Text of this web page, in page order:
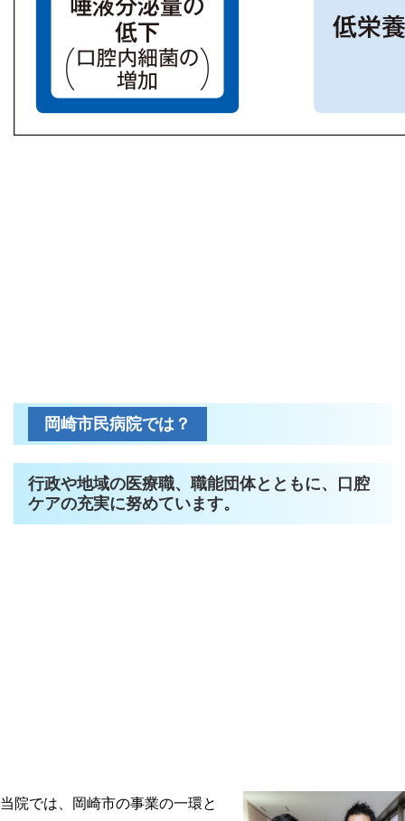
岡崎市民病院では？
行政や地域の医療職、職能団体とともに、口腔
ケアの充実に努めています。
当院では、岡崎市の事業の一環と